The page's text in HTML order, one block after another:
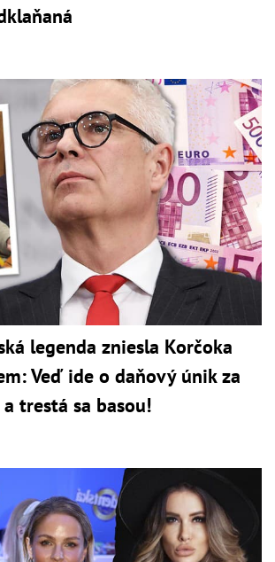
legenda zniesla Korčoka
Veď ide o daňový únik za
a trestá sa basou!